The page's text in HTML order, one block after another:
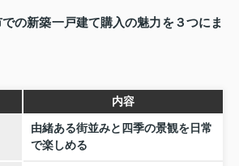
の新築一戸建て購入の魅力を３つにま
内容
由緒ある街並みと四季の景観を日常
で楽しめる